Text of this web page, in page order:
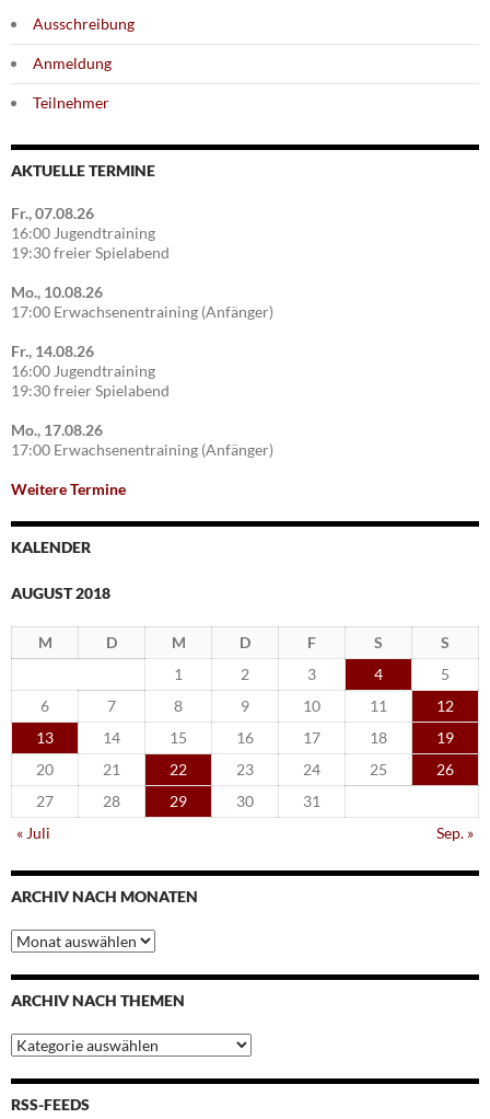
Ausschreibung
Anmeldung
Teilnehmer
AKTUELLE TERMINE
Fr., 07.08.26
16:00 Jugendtraining
19:30 freier Spielabend
Mo., 10.08.26
17:00 Erwachsenentraining (Anfänger)
Fr., 14.08.26
16:00 Jugendtraining
19:30 freier Spielabend
Mo., 17.08.26
17:00 Erwachsenentraining (Anfänger)
Weitere Termine
KALENDER
AUGUST 2018
M D M D F S
S
1
2 3 4
5
6
7 8 9 10 11
12
13
14 15 16 17 18
19
20
21 22 23 24 25
26
27
28 29 30
31
« Juli
Sep. »
ARCHIV NACH MONATEN
Archiv
nach
Monaten
ARCHIV NACH THEMEN
Archiv
nach
Themen
RSS-FEEDS